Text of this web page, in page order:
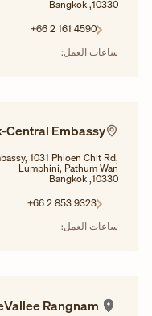
10330, Bangkok
+66 2 161 4590
ساعات العمل:
Central Embassy
1031 Phloen Chit Rd,
Lumphini, Pathum Wan
10330, Bangkok
+66 2 853 9323
ساعات العمل:
Rangnam